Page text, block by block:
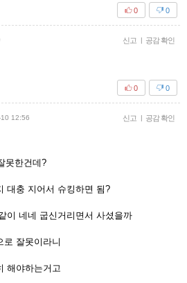
0
0
신고 | 공감 확인
0
0
12:56 신고 | 공감 확인
못한건데?
대충 지어서 슈킹하면 됨?
이 네네 굽신거리면서 사셨을까
로 잘못이라니
해야하는거고